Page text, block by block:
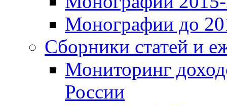
Монографии до
Сборники статей и
Мониторинг
России